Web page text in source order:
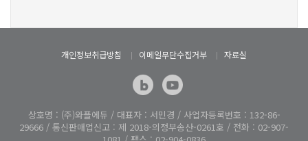
개인정보취급방침 이메일무단수집거부 자료실
상호명 : (주)와플에듀 / 대표자 : 서민경 / 사업자등록번호 : 132-86-
29666 / 통신판매업신고 : 제 2018-의정부송산-0261호 / 전화 : 02-907-